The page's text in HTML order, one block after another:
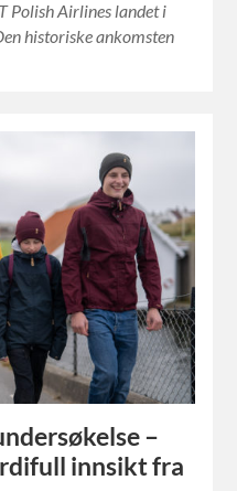
Polish Airlines landet i
historiske ankomsten
–
innsikt fra